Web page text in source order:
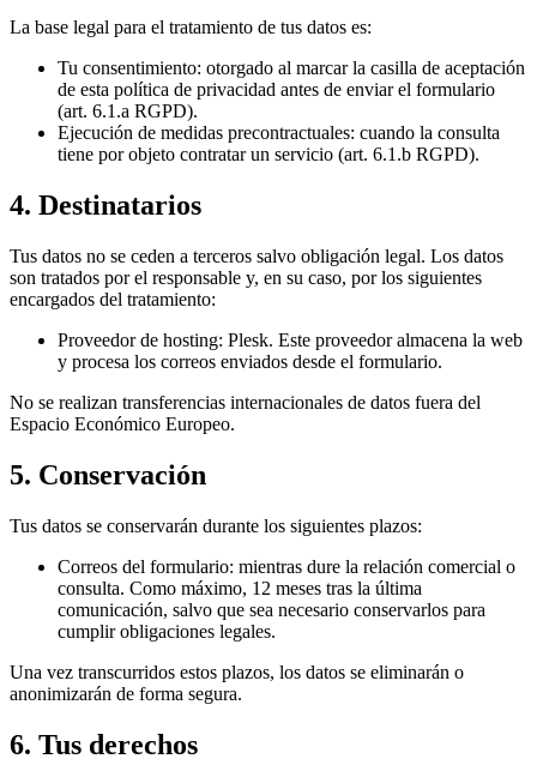
La base legal para el tratamiento de tus datos es:
Tu consentimiento: otorgado al marcar la casilla de aceptación
de esta política de privacidad antes de enviar el formulario
(art. 6.1.a RGPD).
Ejecución de medidas precontractuales: cuando la consulta
tiene por objeto contratar un servicio (art. 6.1.b RGPD).
4. Destinatarios
Tus datos no se ceden a terceros salvo obligación legal. Los datos
son tratados por el responsable y, en su caso, por los siguientes
encargados del tratamiento:
Proveedor de hosting: Plesk. Este proveedor almacena la web
y procesa los correos enviados desde el formulario.
No se realizan transferencias internacionales de datos fuera del
Espacio Económico Europeo.
5. Conservación
Tus datos se conservarán durante los siguientes plazos:
Correos del formulario: mientras dure la relación comercial o
consulta. Como máximo, 12 meses tras la última
comunicación, salvo que sea necesario conservarlos para
cumplir obligaciones legales.
Una vez transcurridos estos plazos, los datos se eliminarán o
anonimizarán de forma segura.
6. Tus derechos